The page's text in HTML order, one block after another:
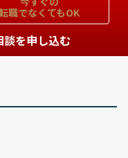
職でなくてもOK
談を申し込む